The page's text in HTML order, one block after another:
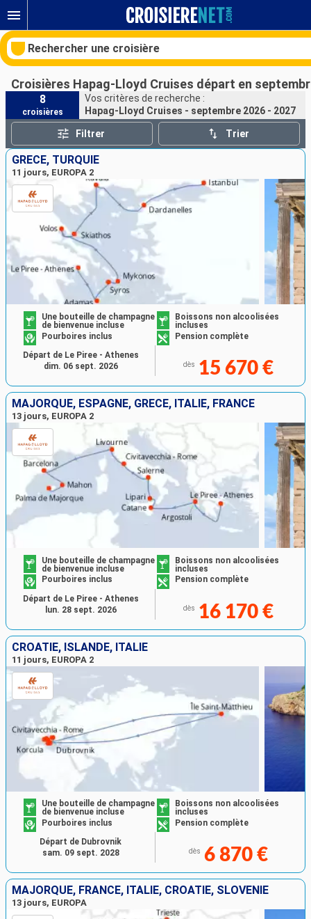
Rechercher une croisière
Nos destinations
Mois de départ
Ports Compagnies
Croisières Hapag-Lloyd Cruises départ en
8
croisières
Vos critères de recherche :
Hapag-Lloyd Cruises - septembre 2026 - 2027
Filtrer Trier
GRÈCE, TURQUIE
11 jours, EUROPA 2
Une bouteille de champagne
de bienvenue incluse
Boissons non alcoolisées
incluses
Pourboires inclus
Pension complète
dès 15 670 €
Départ de Le Piree - Athenes
dim. 06 sept. 2026
MAJORQUE, ESPAGNE, GRÈCE, ITALIE, FRANCE
13 jours, EUROPA 2
Une bouteille de champagne
de bienvenue incluse
Boissons non alcoolisées
incluses
Pourboires inclus
Pension complète
dès 16 170 €
Départ de Le Piree - Athenes
lun. 28 sept. 2026
CROATIE, ISLANDE, ITALIE
11 jours, EUROPA 2
Une bouteille de champagne
de bienvenue incluse
Boissons non alcoolisées
incluses
Pourboires inclus
Pension complète
dès 6 870 €
Départ de Dubrovnik
sam. 09 sept. 2028
MAJORQUE, FRANCE, ITALIE, CROATIE, SLOVÉNIE
13 jours, EUROPA